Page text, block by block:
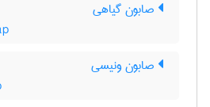
صابون گیاهی
صابون ونیسی